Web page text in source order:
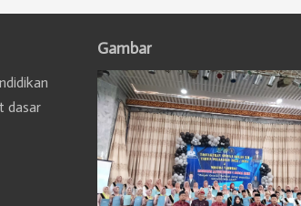
dasar
Gambar